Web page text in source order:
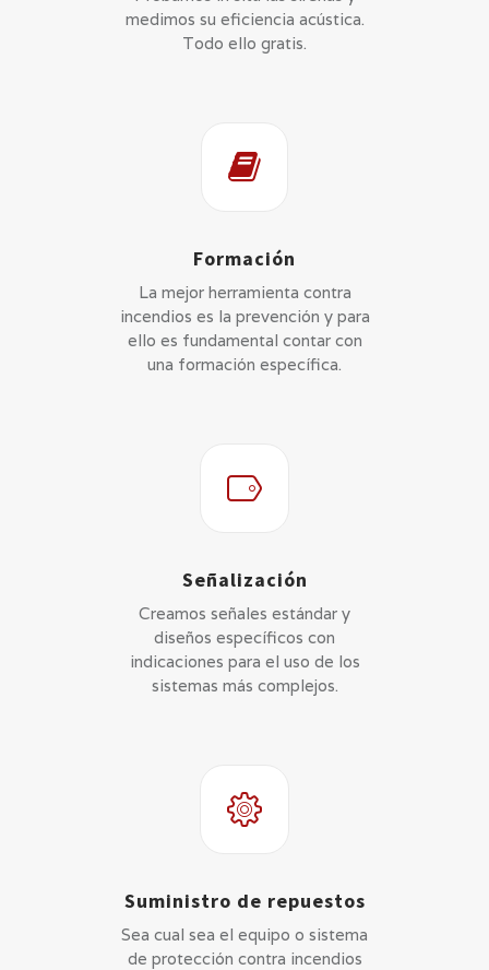
medimos su eficiencia acústica.
Todo ello gratis.
Formación
La mejor herramienta contra
incendios es la prevención y para
ello es fundamental contar con
una formación específica.
Señalización
Creamos señales estándar y
diseños específicos con
indicaciones para el uso de los
sistemas más complejos.
Suministro de repuestos
Sea cual sea el equipo o sistema
de protección contra incendios